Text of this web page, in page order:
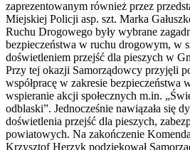
zaprezentowanym również przez
Miejskiej Policji asp. szt. Marka
Ruchu Drogowego były wybrane
bezpieczeństwa w ruchu drogowym, w
doświetleniem przejść dla pieszych w
Przy tej okazji Samorządowcy przyjęli
współpracę w zakresie bezpieczeństwa
wspieranie akcji społecznych m.in.
odblaski”. Jednocześnie nawiązała się
doświetlenia przejść dla pieszych,
powiatowych. Na zakończenie
Krzysztof Herzyk podziękował